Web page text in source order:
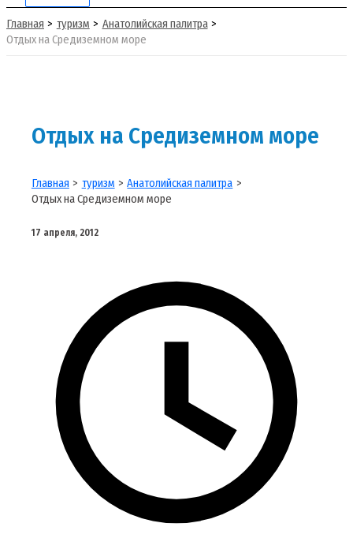
Главная туризм
Анатолийская палитра
Отдых на Средиземном море
Отдых на Средиземном море
Главная туризм
Анатолийская палитра
Отдых на Средиземном море
17 апреля, 2012